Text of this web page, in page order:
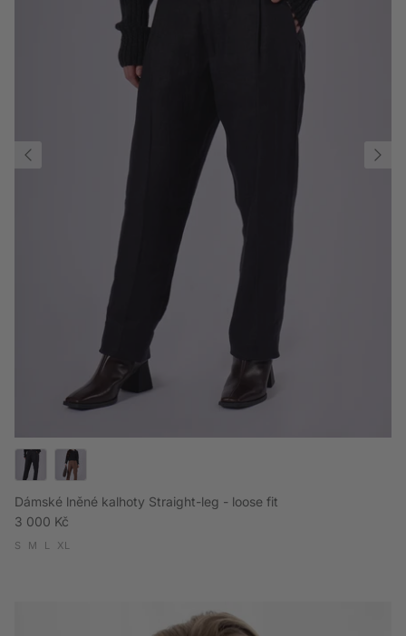
Dámské lněné kalhoty Straight-leg - loose fit
Běžná cena
3 000 Kč
S M L XL